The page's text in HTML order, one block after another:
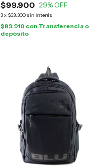
$99.900 29% OFF
3x $33.300 sin interés
$89.910 con Transferencia o
depósito